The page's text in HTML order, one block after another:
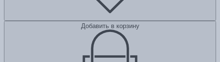
Добавить в корзину